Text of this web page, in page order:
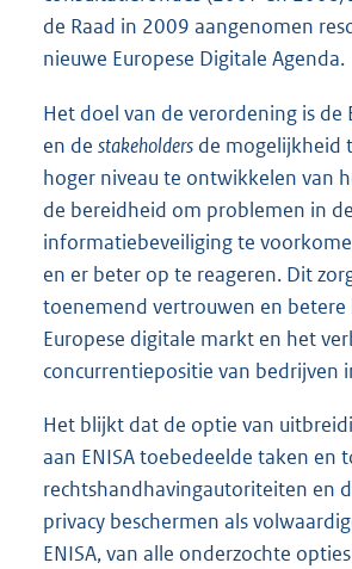
de Raad in 2009 aangenomen
nieuwe Europese Digitale Agenda.
Het doel van de verordening is de
en de stakeholders de mogelijkheid
hoger niveau te ontwikkelen van
de bereidheid om problemen in
informatiebeveiliging te
en er beter op te reageren. Dit
toenemend vertrouwen en betere
Europese digitale markt en het
concurrentiepositie van bedrijven
Het blijkt dat de optie van
aan ENISA toebedeelde taken en
rechtshandhavingautoriteiten en
privacy beschermen als
ENISA, van alle onderzochte